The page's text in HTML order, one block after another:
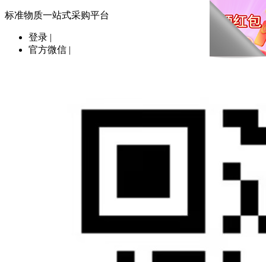
标准物质一站式采购平台
登录 |
官方微信 |